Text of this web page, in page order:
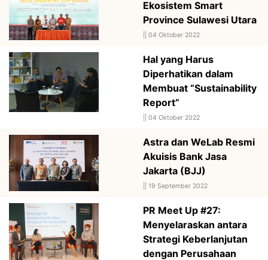
Ekosistem Smart
Province Sulawesi Utara
04 Oktober 2022
Hal yang Harus
Diperhatikan dalam
Membuat “Sustainability
Report”
04 Oktober 2022
Astra dan WeLab Resmi
Akuisis Bank Jasa
Jakarta (BJJ)
19 September 2022
PR Meet Up #27:
Menyelaraskan antara
Strategi Keberlanjutan
dengan Perusahaan